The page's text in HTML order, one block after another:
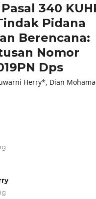
340
Pidana
Berencana:
Nomor
Dps
Herry*, Dian